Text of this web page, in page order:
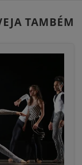
TAMBÉM